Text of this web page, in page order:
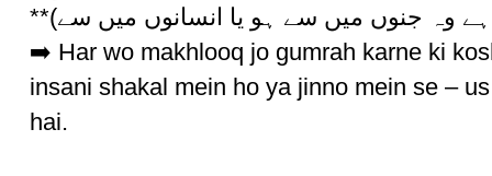
➡️ Har wo makhlooq jo gumrah karne ki
insani shakal mein ho ya jinno mein se –
hai.